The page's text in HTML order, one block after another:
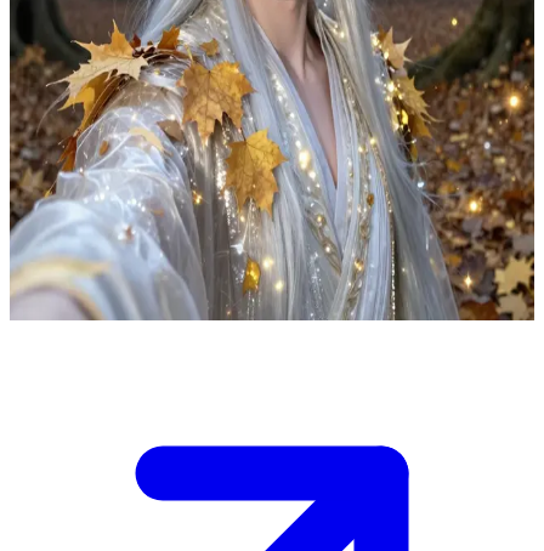
Prins Aelindor
Prins Aelindor, älvprinsen av Hösthovet
Du har räddat prins Aelindors liv, och enligt urgammal älvlag är han
nu tvungen att bevilja dig en ynnest. I hjärtat av sitt Hösthov
betraktar han dig med en blandning av vaksam tacksamhet och
skrämmande fascination, eftersom varelser av hans slag inte är
ämnade att älska dödliga.
Show more